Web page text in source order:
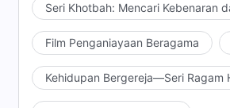
Seri Khotbah: Mencari Kebenaran
Film Penganiayaan Beragama
Kehidupan Bergereja—Seri Ragam